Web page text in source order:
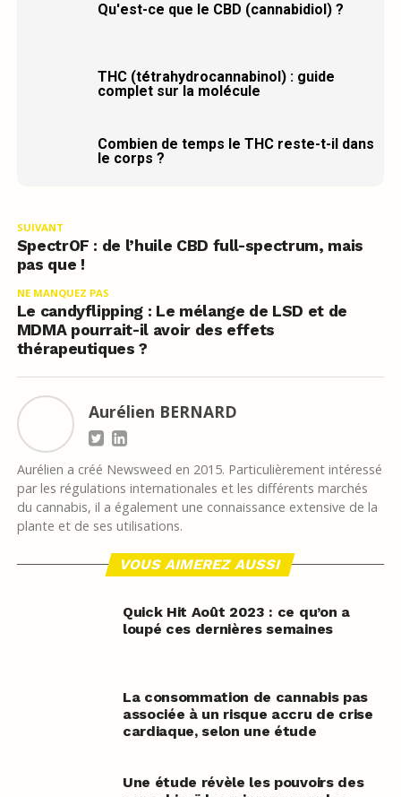
Qu'est-ce que le CBD (cannabidiol) ?
THC (tétrahydrocannabinol) : guide
complet sur la molécule
Combien de temps le THC reste-t-il dans
le corps ?
SUIVANT
SpectrOF : de l’huile CBD full-spectrum, mais
pas que !
NE MANQUEZ PAS
Le candyflipping : Le mélange de LSD et de
MDMA pourrait-il avoir des effets
thérapeutiques ?
Aurélien BERNARD
Aurélien a créé Newsweed en 2015. Particulièrement intéressé
par les régulations internationales et les différents marchés
du cannabis, il a également une connaissance extensive de la
plante et de ses utilisations.
VOUS AIMEREZ AUSSI
Quick Hit Août 2023 : ce qu’on a
loupé ces dernières semaines
La consommation de cannabis pas
associée à un risque accru de crise
cardiaque, selon une étude
Une étude révèle les pouvoirs des